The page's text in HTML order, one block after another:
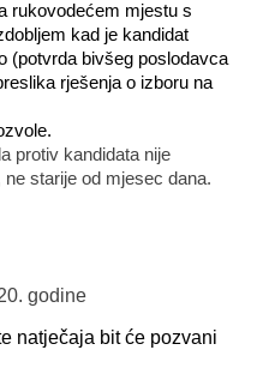
rukovodećem mjestu s
kad je kandidat
(potvrda bivšeg poslodavca
rješenja o izboru na
protiv kandidata nije
starije od mjesec dana.
godine
natječaja bit će pozvani